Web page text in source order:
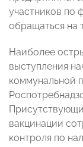
участников по
обращаться на
Наиболее
выступления
коммунальной
вакцинации
контроля по